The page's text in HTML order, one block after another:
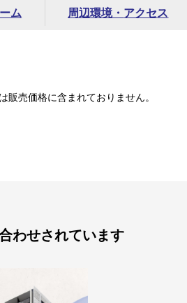
ム 周辺環境・ アクセス
売価格に含まれておりません。
わせされています